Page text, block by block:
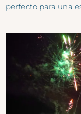
perfecto para una